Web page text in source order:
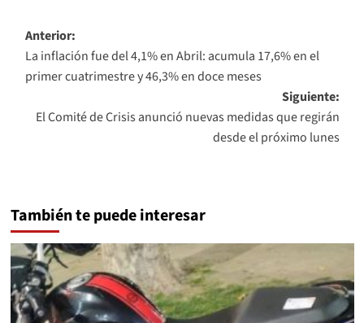
Navegación
de
entradas
Anterior:
La inflación fue del 4,1% en Abril: acumula 17,6% en el
primer cuatrimestre y 46,3% en doce meses
Siguiente:
El Comité de Crisis anunció nuevas medidas que regirán
desde el próximo lunes
También te puede interesar